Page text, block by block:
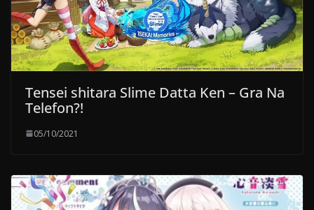
Tensei shitara Slime Datta Ken – Gra Na
Telefon?!
05/10/2021